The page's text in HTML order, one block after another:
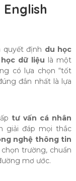
quyết định du học
dữ liệu là một
có lựa chọn “tốt
đắn nhất là lựa
tư vấn cá nhân
giải đáp mọi thắc
nghệ thông tin
trường, chuẩn
mơ ước.